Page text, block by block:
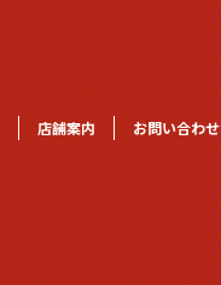
店舗案内 お問い合わせ